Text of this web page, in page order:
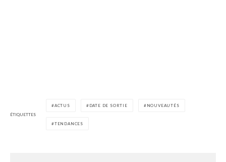
ÉTIQUETTES
ACTUS DATE DE SORTIE NOUVEAUTÉS
TENDANCES